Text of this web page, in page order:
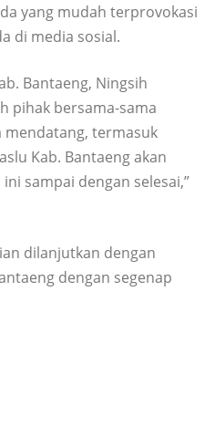
yang mudah terprovokasi
di media sosial.
Bantaeng, Ningsih
pihak bersama-sama
mendatang, termasuk
Kab. Bantaeng akan
sampai dengan selesai,”
dilanjutkan dengan
dengan segenap